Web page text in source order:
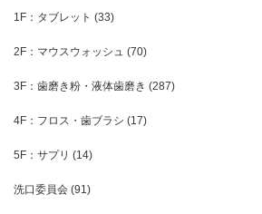
1F：タブレット (33)
2F：マウスウォッシュ (70)
3F：歯磨き粉・液体歯磨き (287)
4F：フロス・歯ブラシ (17)
5F：サプリ (14)
洗口委員会 (91)